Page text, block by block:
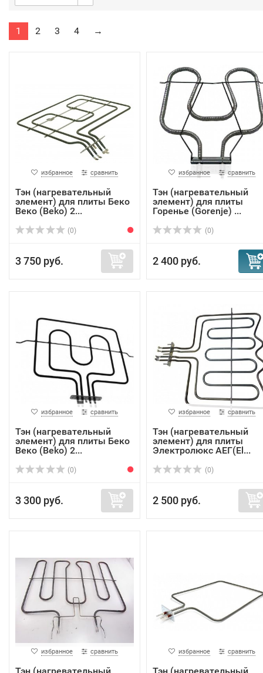
1 2 3 4 →
избранное сравнить
Тэн (нагревательный
элемент) для плиты Беко
Веко (Beko) 2...
(0)
3 750 руб.
избранное сравнить
Тэн (нагревательный
элемент) для плиты
Горенье (Gorenje) ...
(0)
2 400 руб.
избранное сравнить
Тэн (нагревательный
элемент) для плиты Беко
Веко (Beko) 2...
(0)
3 300 руб.
избранное сравнить
Тэн (нагревательный
элемент) для плиты
Электролюкс АЕГ(El...
(0)
2 500 руб.
избранное сравнить избранное сравнить